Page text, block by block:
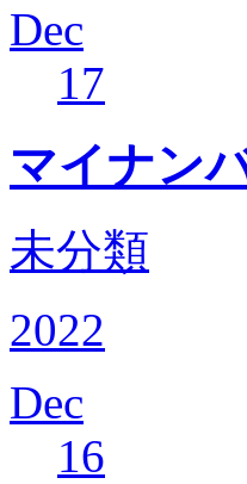
Dec
17
マイナン
未分類
2022
Dec
16